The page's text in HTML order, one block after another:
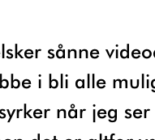
i bli alle
når jeg ser